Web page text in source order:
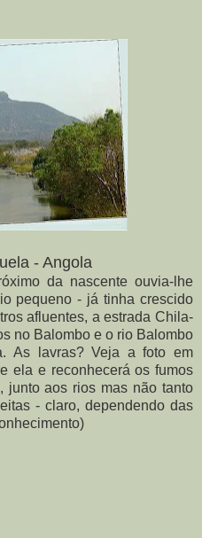
- Angola
da nascente ouvia-lhe
pequeno - já tinha crescido
afluentes, a estrada Chila-
no Balombo e o rio Balombo
As lavras? Veja a foto em
ela e reconhecerá os fumos
junto aos rios mas não tanto
- claro, dependendo das